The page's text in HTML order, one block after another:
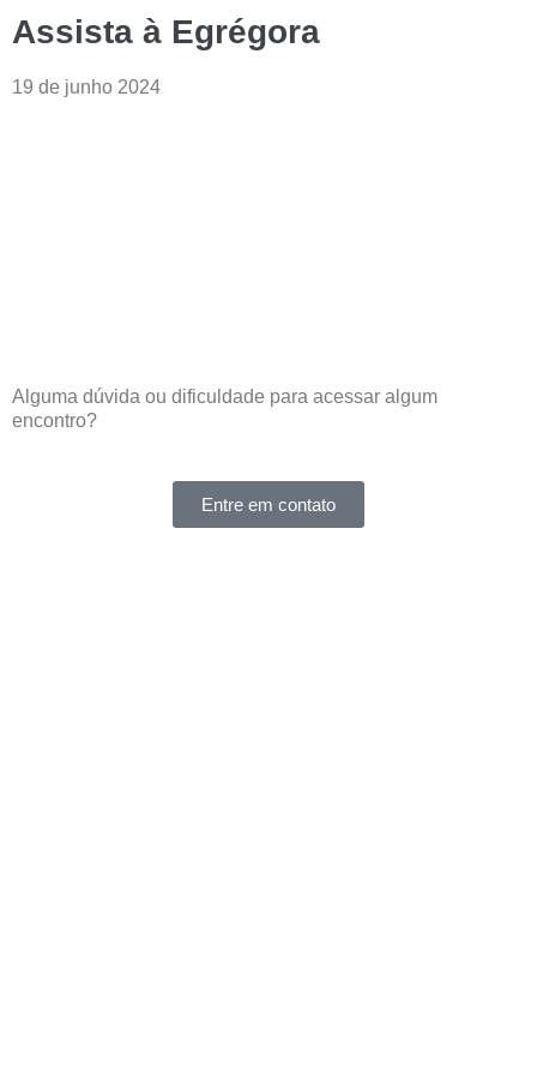
Assista à Egrégora
19 de junho 2024
Alguma dúvida ou dificuldade para acessar algum
encontro?
Entre em contato